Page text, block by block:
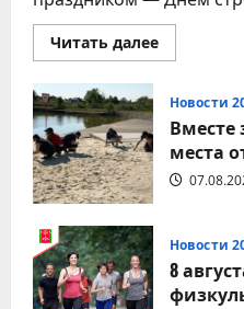
Читать далееПрочитать
больше
августа
День
строителя
Новости
Вместе
места
Новости
8